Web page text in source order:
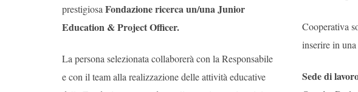
prestigiosa Fondazione ricerca un/una Junior
Education & Project Officer.
La persona selezionata collaborerà con la Responsabile
e con il team alla realizzazione delle attività educative
Cooperativa
inserire in
Sede di